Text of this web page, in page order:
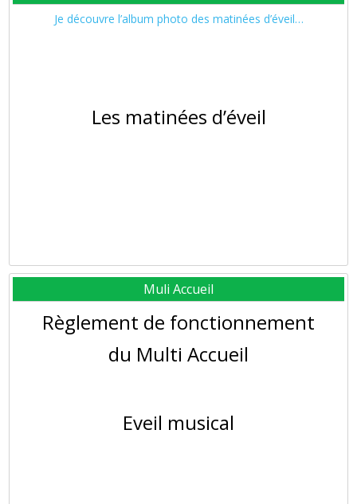
Je découvre l’album photo des matinées d’éveil…
Les matinées d’éveil
Muli Accueil
Règlement de fonctionnement
du Multi Accueil
Eveil musical